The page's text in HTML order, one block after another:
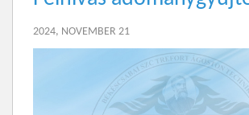
2024, NOVEMBER 21